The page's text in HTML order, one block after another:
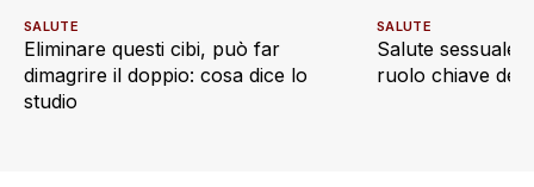
Eliminare questi cibi, può far
dimagrire il doppio: cosa dice lo
studio
SALUTE
Salute sessuale
ruolo chiave
SALUTE